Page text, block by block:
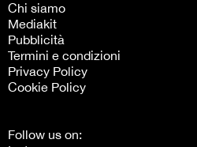
Chi siamo
Mediakit
Pubblicità
Termini e condizioni
Privacy Policy
Cookie Policy
Follow us on: